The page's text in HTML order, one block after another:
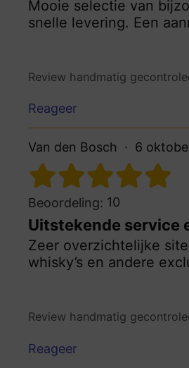
Mooie selectie van
snelle levering. Een
Review handmatig
Reageer
Van den Bosch 6
Beoordeling: 10
Uitstekende service
Zeer overzichtelijke
whisky’s en andere
Review handmatig
Reageer